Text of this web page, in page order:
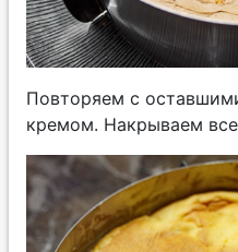
Повторяем с
кремом. Накрываем